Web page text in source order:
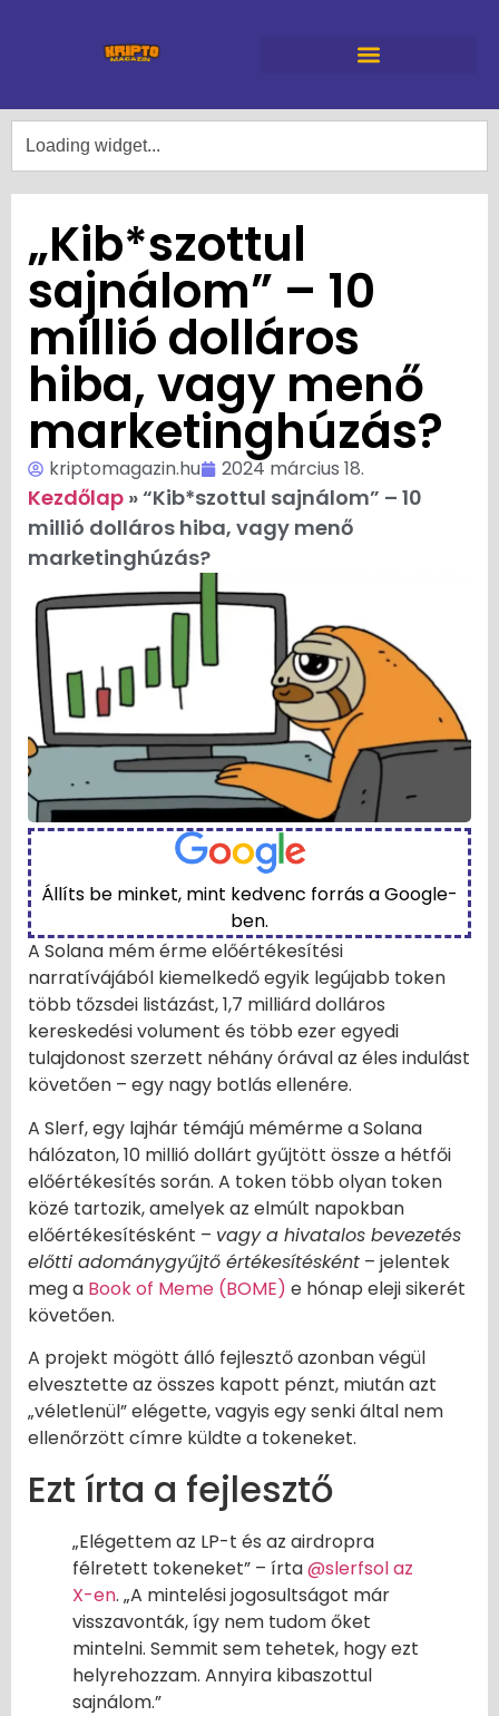
„Kib*szottul
sajnálom” – 10
millió dolláros
hiba, vagy menő
marketinghúzás?
kriptomagazin.hu 2024 március 18.
Kezdőlap »“Kib*szottul sajnálom” – 10
millió dolláros hiba, vagy menő
marketinghúzás?
Állíts be minket, mint kedvenc forrás a Google-
ben.
A Solana mém érme előértékesítési
narratívájából kiemelkedő egyik legújabb token
több tőzsdei listázást, 1,7 milliárd dolláros
kereskedési volument és több ezer egyedi
tulajdonost szerzett néhány órával az éles indulást
követően – egy nagy botlás ellenére.
A Slerf, egy lajhár témájú mémérme a Solana
hálózaton, 10 millió dollárt gyűjtött össze a hétfői
előértékesítés során. A token több olyan token
közé tartozik, amelyek az elmúlt napokban
előértékesítésként – vagy a hivatalos bevezetés
előtti adománygyűjtő értékesítésként – jelentek
meg a Book of Meme (BOME) e hónap eleji sikerét
követően.
A projekt mögött álló fejlesztő azonban végül
elvesztette az összes kapott pénzt, miután azt
„véletlenül” elégette, vagyis egy senki által nem
ellenőrzött címre küldte a tokeneket.
Ezt írta a fejlesztő
„Elégettem az LP-t és az airdropra
félretett tokeneket” – írta@slerfsol az
X-en. „A mintelési jogosultságot már
visszavonták, így nem tudom őket
mintelni. Semmit sem tehetek, hogy ezt
helyrehozzam. Annyira kibaszottul
sajnálom.”